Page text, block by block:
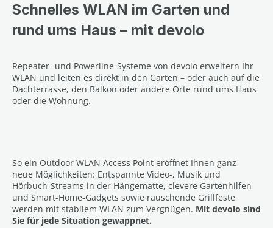
Schnelles WLAN im Garten und
rund ums Haus – mit devolo
Repeater- und Powerline-Systeme von devolo erweitern Ihr
WLAN und leiten es direkt in den Garten – oder auch auf die
Dachterrasse, den Balkon oder andere Orte rund ums Haus
oder die Wohnung.
So ein Outdoor WLAN Access Point eröffnet Ihnen ganz
neue Möglichkeiten: Entspannte Video-, Musik und
Hörbuch-Streams in der Hängematte, clevere Gartenhilfen
und Smart-Home-Gadgets sowie rauschende Grillfeste
werden mit stabilem WLAN zum Vergnügen. Mit devolo sind
Sie für jede Situation gewappnet.